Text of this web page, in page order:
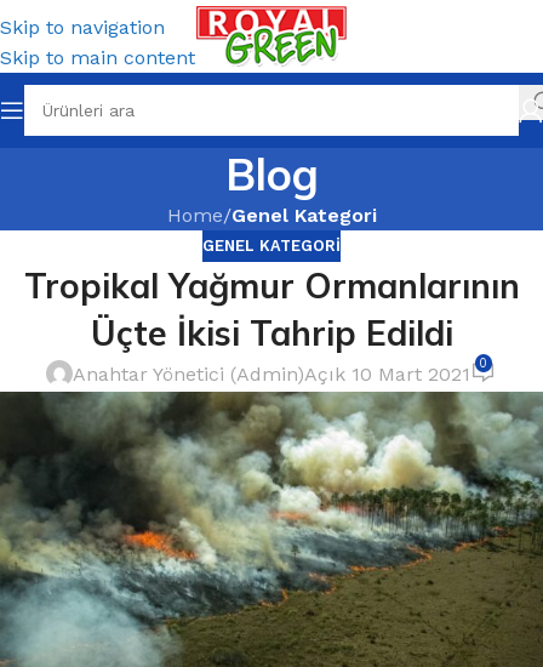
Skip to navigation
Skip to main content
Blog
Home/Genel Kategori
GENEL KATEGORI
Tropikal Yağmur Ormanlarının
Üçte İkisi Tahrip Edildi
Anahtar Yönetici (Admin)Açık 10 Mart 2021 0